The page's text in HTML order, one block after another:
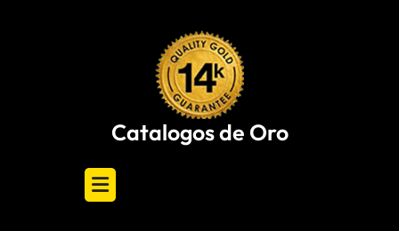
Catalogos de Oro